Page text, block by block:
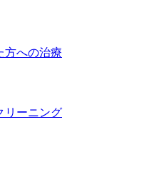
方への治療
リーニング